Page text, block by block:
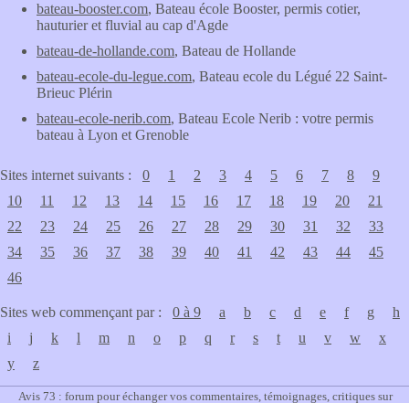
bateau-booster.com, Bateau école Booster, permis cotier,
hauturier et fluvial au cap d'Agde
bateau-de-hollande.com, Bateau de Hollande
bateau-ecole-du-legue.com, Bateau ecole du Légué 22 Saint-
Brieuc Plérin
bateau-ecole-nerib.com, Bateau Ecole Nerib : votre permis
bateau à Lyon et Grenoble
Sites internet suivants : 0 1 2 3 4 5 6 7 8
9
10
11 12 13 14 15 16 17 18 19 20
21
22
23 24 25 26 27 28 29 30 31 32
33
34
35 36 37 38 39 40 41 42 43 44
45
46
Sites web commençant par : 0 à 9 a b c d e f g
h
i
j k l m n o p q r s t u v w
x
y
z
Avis 73 : forum pour échanger vos commentaires, témoignages, critiques sur